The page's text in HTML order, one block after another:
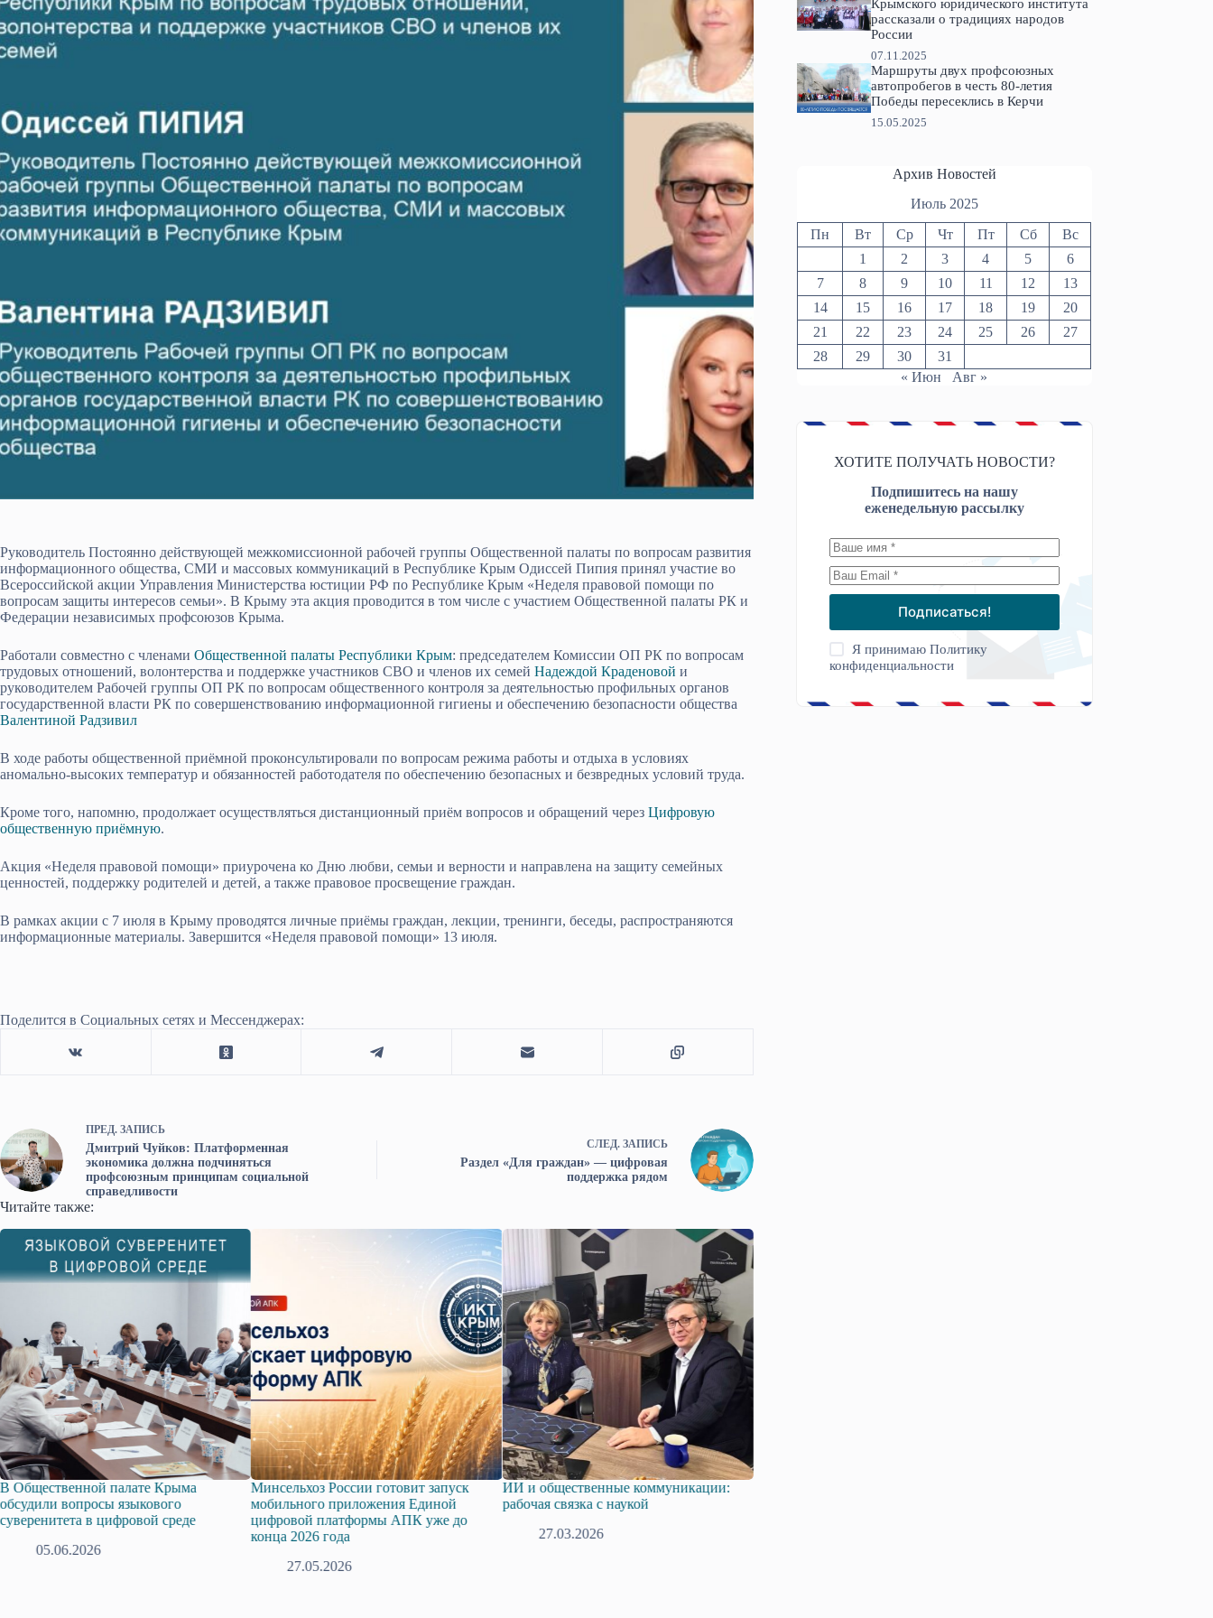
Руководитель Постоянно действующей межкомиссионной рабочей группы Общественной палаты по вопросам развития
информационного общества, СМИ и массовых коммуникаций в Республике Крым Одиссей Пипия принял участие во
Всероссийской акции Управления Министерства юстиции РФ по Республике Крым «Неделя правовой помощи по
вопросам защиты интересов семьи». В Крыму эта акция проводится в том числе с участием Общественной палаты РК и
Федерации независимых профсоюзов Крыма.
Работали совместно с членами Общественной палаты Республики Крым: председателем Комиссии ОП РК по вопросам
трудовых отношений, волонтерства и поддержке участников СВО и членов их семей Надеждой Краденовой и
руководителем Рабочей группы ОП РК по вопросам общественного контроля за деятельностью профильных органов
государственной власти РК по совершенствованию информационной гигиены и обеспечению безопасности общества
Валентиной Радзивил
В ходе работы общественной приёмной проконсультировали по вопросам режима работы и отдыха в условиях
аномально-высоких температур и обязанностей работодателя по обеспечению безопасных и безвредных условий труда.
Кроме того, напомню, продолжает осуществляться дистанционный приём вопросов и обращений через Цифровую
общественную приёмную.
Акция «Неделя правовой помощи» приурочена ко Дню любви, семьи и верности и направлена на защиту семейных
ценностей, поддержку родителей и детей, а также правовое просвещение граждан.
В рамках акции с 7 июля в Крыму проводятся личные приёмы граждан, лекции, тренинги, беседы, распространяются
информационные материалы. Завершится «Неделя правовой помощи» 13 июля.
Поделится в Социальных сетях и Мессенджерах:
ПРЕД. ЗАПИСЬ
Дмитрий Чуйков: Платформенная
экономика должна подчиняться
профсоюзным принципам социальной
справедливости
СЛЕД. ЗАПИСЬ
Раздел «Для граждан» — цифровая
поддержка рядом
Читайте также:
В Общественной палате Крыма
обсудили вопросы языкового
суверенитета в цифровой среде
05.06.2026
Минсельхоз России готовит запуск
мобильного приложения Единой
цифровой платформы АПК уже до
конца 2026 года
27.05.2026
ИИ и общественные коммуникации:
рабочая связка с наукой
27.03.2026
Крымского юридического института
рассказали о традициях народов
России
07.11.2025
Маршруты двух профсоюзных
автопробегов в честь 80-летия
Победы пересеклись в Керчи
15.05.2025
Архив Новостей
Июль 2025
Пн Вт Ср Чт Пт Сб
Вс
1
2 3 4 5
6
7
8 9 10 11 12
13
14
15 16 17 18 19
20
21
22 23 24 25 26
27
28
29 30
31
« Июн
Авг »
ХОТИТЕ ПОЛУЧАТЬ НОВОСТИ?
Подпишитесь на нашу
еженедельную рассылку
Подписаться!
Я принимаюПолитику
конфиденциальности